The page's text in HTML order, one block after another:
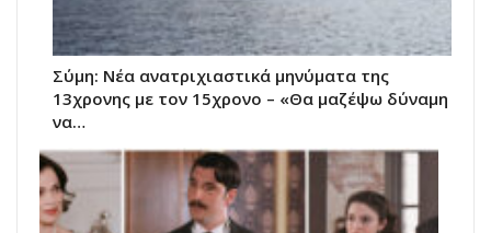
Σύμη: Nέα ανατριχιαστικά μηνύματα της
13χρονης με τον 15χρονο – «Θα μαζέψω δύναμη
να…